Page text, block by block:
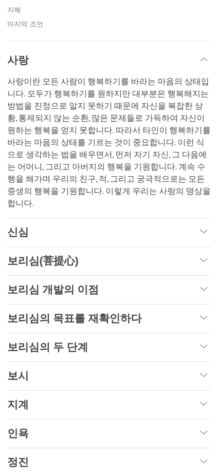
지혜
마지막 조언
사랑
사랑이란 모든 사람이 행복하기를 바라는 마음의 상태입
니다. 모두가 행복하기를 원하지만 대부분은 행복해지는
방법을 진정으로 알지 못하기 때문에 자신을 복잡한 상
황, 통제되지 않는 순환, 많은 문제들로 가득하여 자신이
원하는 행복을 얻지 못합니다. 따라서 타인이 행복하기를
바라는 마음의 상태를 기르는 것이 중요합니다. 이런 식
으로 생각하는 법을 배우면서, 먼저 자기 자신, 그 다음에
는 어머니, 그리고 아버지의 행복을 기원합니다. 계속 수
행을 해가며 우리의 친구, 적, 그리고 궁극적으로는 모든
중생의 행복을 기원합니다. 이렇게 우리는 사랑의 명상을
합니다.
신심
보리심(菩提心)
보리심 개발의 이점
보리심의 목표를 재확인하다
보리심의 두 단계
보시
지계
인욕
정진